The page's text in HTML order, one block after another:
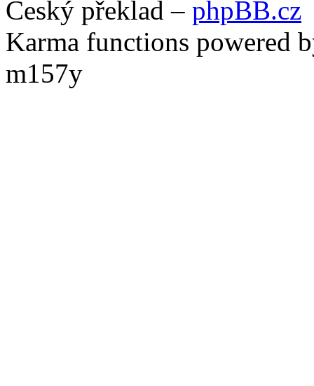
Český překlad – phpBB.cz
Karma functions powered
m157y